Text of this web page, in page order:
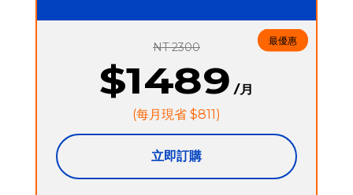
最優惠
NT 2300
$1489 /月
(每月現省 $811)
立即訂購